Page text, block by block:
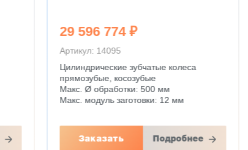
71 694 597 ₽
Артикул: 14039
Поворотно-наклонный стол:
С функцией токарной обработки
Диаметр стола: 1200 мм
Мощность: 122 кВт
Заказать Подробнее